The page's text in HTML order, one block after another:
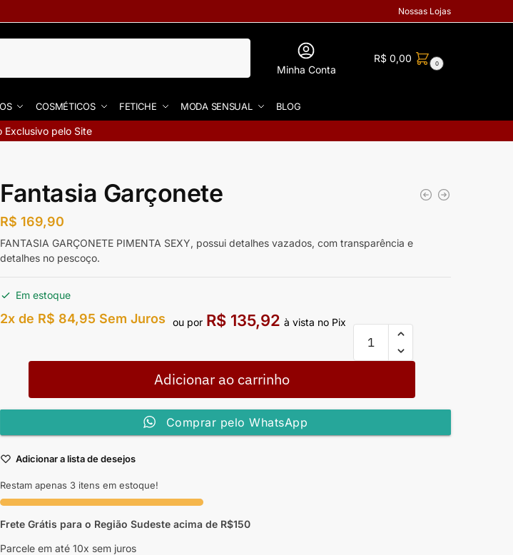
Nossas Lojas
Minha Conta
R$ 0,00 0
COSMÉTICOS FETICHE MODA SENSUAL BLOG
Exclusivo pelo Site
Fantasia Garçonete
R$ 169,90
FANTASIA GARÇONETE PIMENTA SEXY, possui detalhes vazados, com transparência e
detalhes no pescoço.
Em estoque
2x de R$ 84,95 Sem Juros ou por R$ 135,92 à vista no Pix
Adicionar ao carrinho
Comprar pelo WhatsApp
Adicionar a lista de desejos
Restam apenas 3 itens em estoque!
Frete Grátis para o Região Sudesteacima de R$150
Parcele em até 10x sem juros